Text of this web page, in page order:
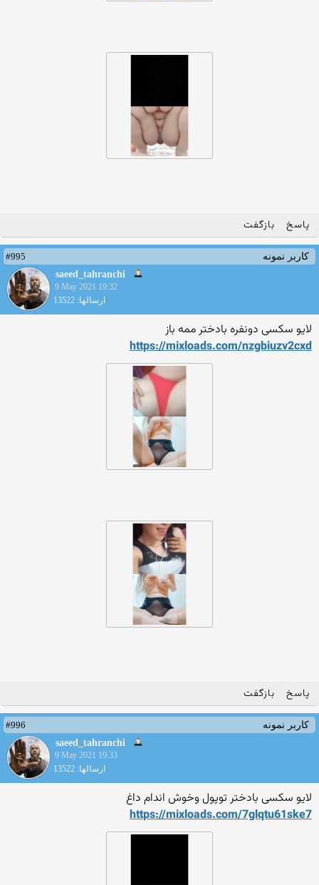
پاسخ بازگفت
کاربر نمونه
#995
saeed_tahranchi
9 May 2021 19:32
ارسالها: 13522
لایو سکسی دونفره بادختر ممه باز
https://mixloads.com/nzgbiuzv2cxd
پاسخ بازگفت
کاربر نمونه
#996
saeed_tahranchi
9 May 2021 19:33
ارسالها: 13522
لایو سکسی بادختر توپول وخوش اندام داغ
https://mixloads.com/7glqtu61ske7